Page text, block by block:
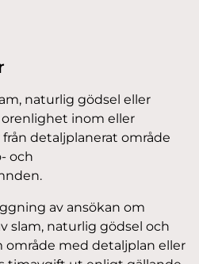
naturlig gödsel eller
inom eller
detaljplanerat område
och
av ansökan om
slam, naturlig gödsel och
med detaljplan eller